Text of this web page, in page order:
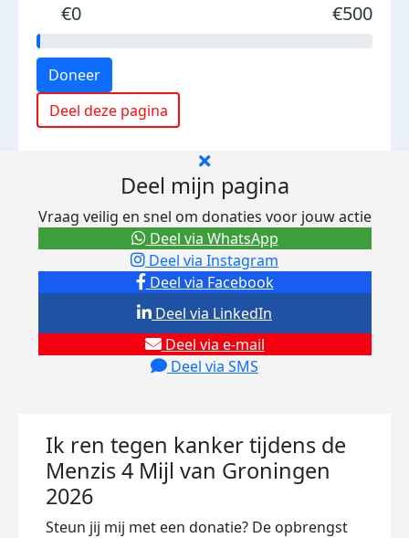
€0 €500
Doneer
Deel deze pagina
Deel mijn pagina
Vraag veilig en snel om donaties voor jouw actie
Deel via Facebook
Deel via Instagram
Deel via e-mail
Deel via SMS
Deel via LinkedIn
Deel via WhatsApp
Ik ren tegen kanker tijdens de
Menzis 4 Mijl van Groningen
2026
Steun jij mij met een donatie? De opbrengst